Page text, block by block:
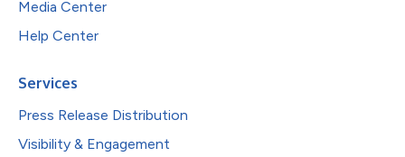
Media Center
Help Center
Services
Press Release Distribution
Visibility & Engagement